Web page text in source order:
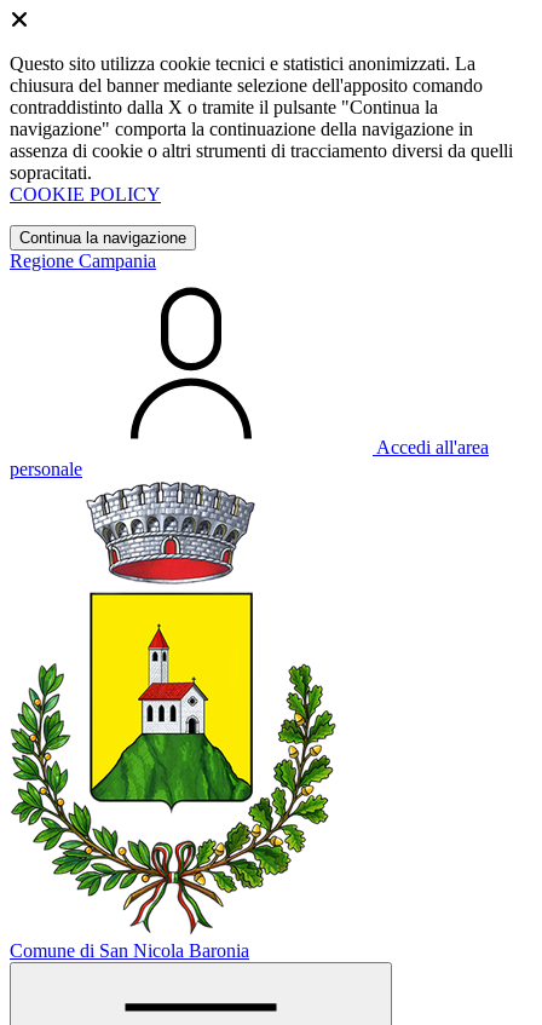
Questo sito utilizza cookie tecnici e statistici anonimizzati. La
chiusura del banner mediante selezione dell'apposito comando
contraddistinto dalla X o tramite il pulsante "Continua la
navigazione" comporta la continuazione della navigazione in
assenza di cookie o altri strumenti di tracciamento diversi da quelli
sopracitati.
COOKIE POLICY
Continua la navigazione
Regione Campania
Accedi all'area
personale
Comune di San Nicola Baronia